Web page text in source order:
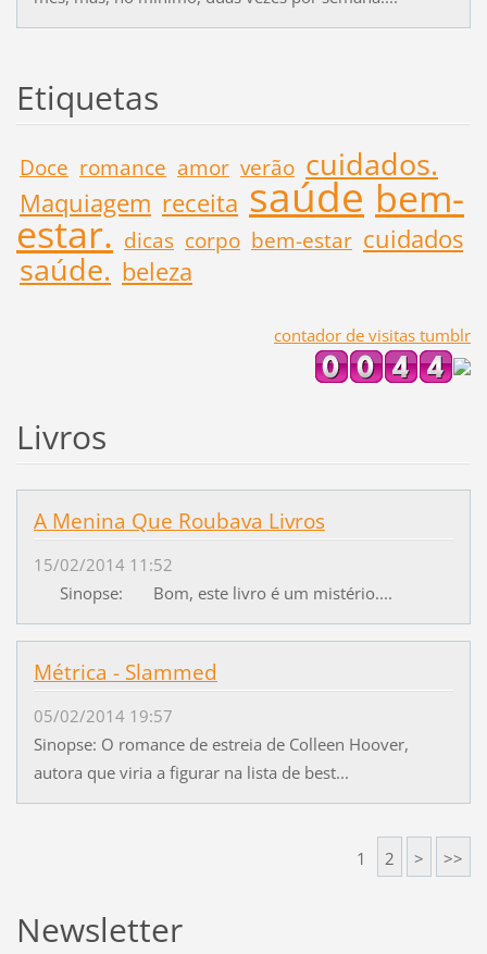
Etiquetas
Doce romance amor verão cuidados.
Maquiagem receita saúde bem-
estar. dicas corpo bem-estar cuidados
saúde. beleza
contador de visitas tumblr
Livros
A Menina Que Roubava Livros
15/02/2014 11:52
Sinopse: Bom, este livro é um mistério....
Métrica - Slammed
05/02/2014 19:57
Sinopse: O romance de estreia de Colleen Hoover,
autora que viria a figurar na lista de best...
1 2 > >>
Newsletter